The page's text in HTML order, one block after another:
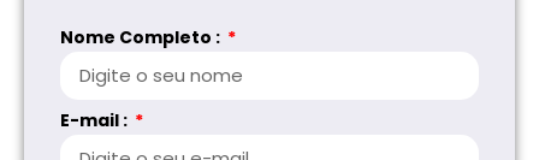
Nome Completo :
E-mail :